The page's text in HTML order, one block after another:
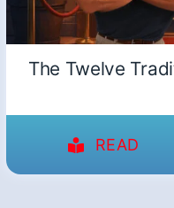
The Twelve
READ